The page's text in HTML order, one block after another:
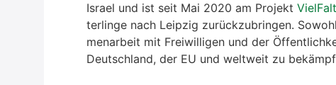
Isra­el und ist seit Mai 2020 am Pro­jekt
ter­lin­ge nach Leip­zig zurück­zu­brin­gen.
men­ar­beit mit Frei­wil­li­gen und der
Deutsch­land, der EU und welt­weit zu